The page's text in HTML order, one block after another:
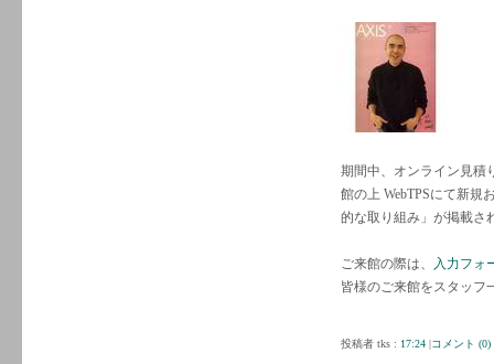
期間中、オンライン見積
館の上 WebTPSにて新規
的な取り組み」が掲載さ
ご来館の際は、
入力フォ
皆様のご来館をスタッフ
投稿者 tks : 17:24 コメント (0)